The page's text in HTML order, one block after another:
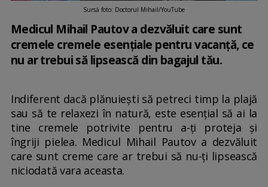
Sursă foto: Doctorul Mihail/YouTube
Medicul Mihail Pautov a dezvăluit care sunt
cremele cremele esențiale pentru vacanță, ce
nu ar trebui să lipsească din bagajul tău.
Indiferent dacă plănuiești să petreci timp la plajă
sau să te relaxezi în natură, este esențial să ai la
tine cremele potrivite pentru a-ți proteja și
îngriji pielea. Medicul Mihail Pautov a dezvăluit
care sunt creme care ar trebui să nu-ți lipsească
niciodată vara aceasta.